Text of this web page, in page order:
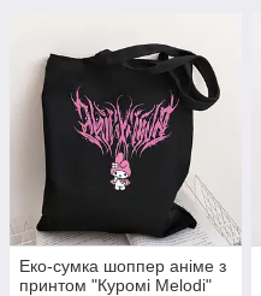
Еко-сумка шоппер аніме з
принтом "Куромі Melodi"